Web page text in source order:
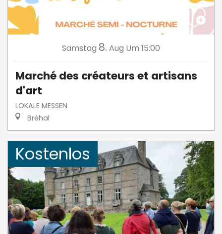
Samstag 8. Aug Um 15:00
Marché des créateurs et artisans
d'art
LOKALE MESSEN
Bréhal
Kostenlos